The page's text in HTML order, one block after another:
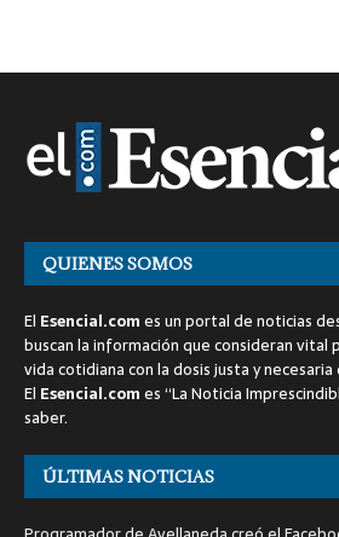
QUIENES SOMOS
El Esencial.comes un portal de noticias
buscan la información que consideran vital
vida cotidiana con la dosis justa y
El Esencial.comes “La Noticia
saber.
ÚLTIMAS NOTICIAS